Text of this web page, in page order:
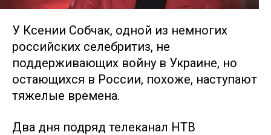
У Ксении Собчак, одной из немногих
российских селебритиз, не
поддерживающих войну в Украине, но
остающихся в России, похоже, наступают
тяжелые времена.
Два дня подряд телеканал НТВ